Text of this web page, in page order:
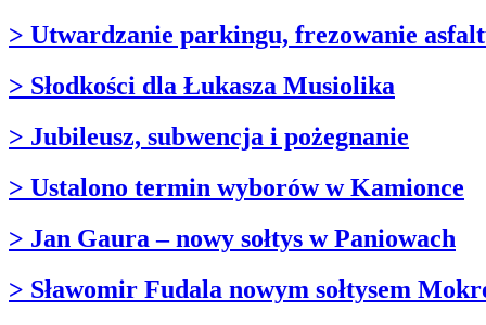
> Utwardzanie parkingu, frezowanie
> Słodkości dla Łukasza Musiolika
> Jubileusz, subwencja i pożegnanie
> Ustalono termin wyborów w Kamionce
> Jan Gaura – nowy sołtys w Paniowach
> Sławomir Fudala nowym sołtysem